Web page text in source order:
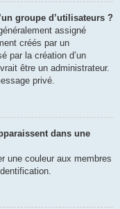
groupe d’utilisateurs ?
assigné
créés par un
par la création d’un
être un administrateur.
privé.
dans une
une couleur aux membres